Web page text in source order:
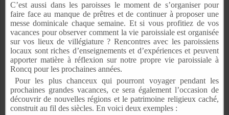
C’est aussi dans les paroisses le moment de s’organiser pour
faire face au manque de prêtres et de continuer à proposer une
messe dominicale chaque semaine. Et si vous profitiez de vos
vacances pour observer comment la vie paroissiale est organisée
sur vos lieux de villégiature ? Rencontres avec les paroissiens
locaux sont riches d’enseignements et d’expériences et peuvent
apporter matière à réflexion sur notre propre vie paroissiale à
Roncq pour les prochaines années.
Pour les plus chanceux qui pourront voyager pendant les
prochaines grandes vacances, ce sera également l’occasion de
découvrir de nouvelles régions et le patrimoine religieux caché,
construit au fil des siècles. En voici deux exemples :